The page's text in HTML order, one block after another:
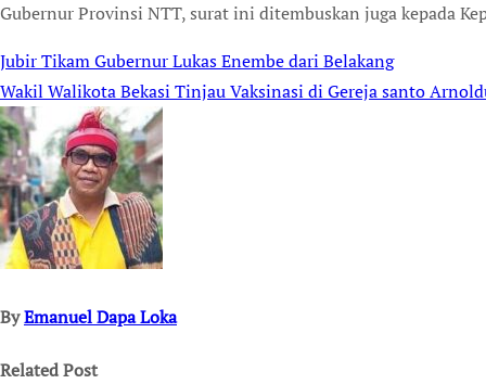
Gubernur Provinsi NTT, surat ini ditembuskan juga kepada
Post
navigation
Jubir Tikam Gubernur Lukas Enembe dari Belakang
Wakil Walikota Bekasi Tinjau Vaksinasi di Gereja santo
ByEmanuel Dapa Loka
Related Post